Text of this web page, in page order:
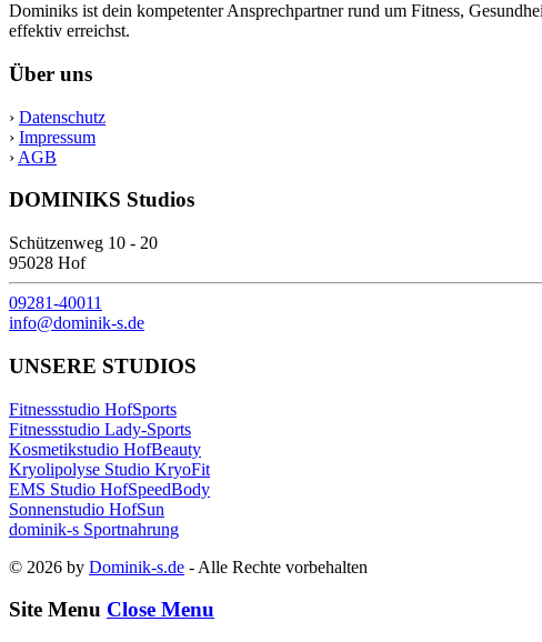
Dominiks ist dein kompetenter Ansprechpartner rund um Fitness,
effektiv erreichst.
Über uns
› Datenschutz
› Impressum
› AGB
DOMINIKS Studios
Schützenweg 10 - 20
95028 Hof
09281-40011
info@dominik-s.de
UNSERE STUDIOS
Fitnessstudio HofSports
Fitnessstudio Lady-Sports
Kosmetikstudio HofBeauty
Kryolipolyse Studio KryoFit
EMS Studio HofSpeedBody
Sonnenstudio HofSun
dominik-s Sportnahrung
© 2026 by Dominik-s.de - Alle Rechte vorbehalten
Site Menu Close Menu